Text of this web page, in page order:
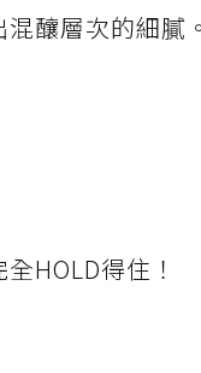
釀層次的細膩
HOLD得住！